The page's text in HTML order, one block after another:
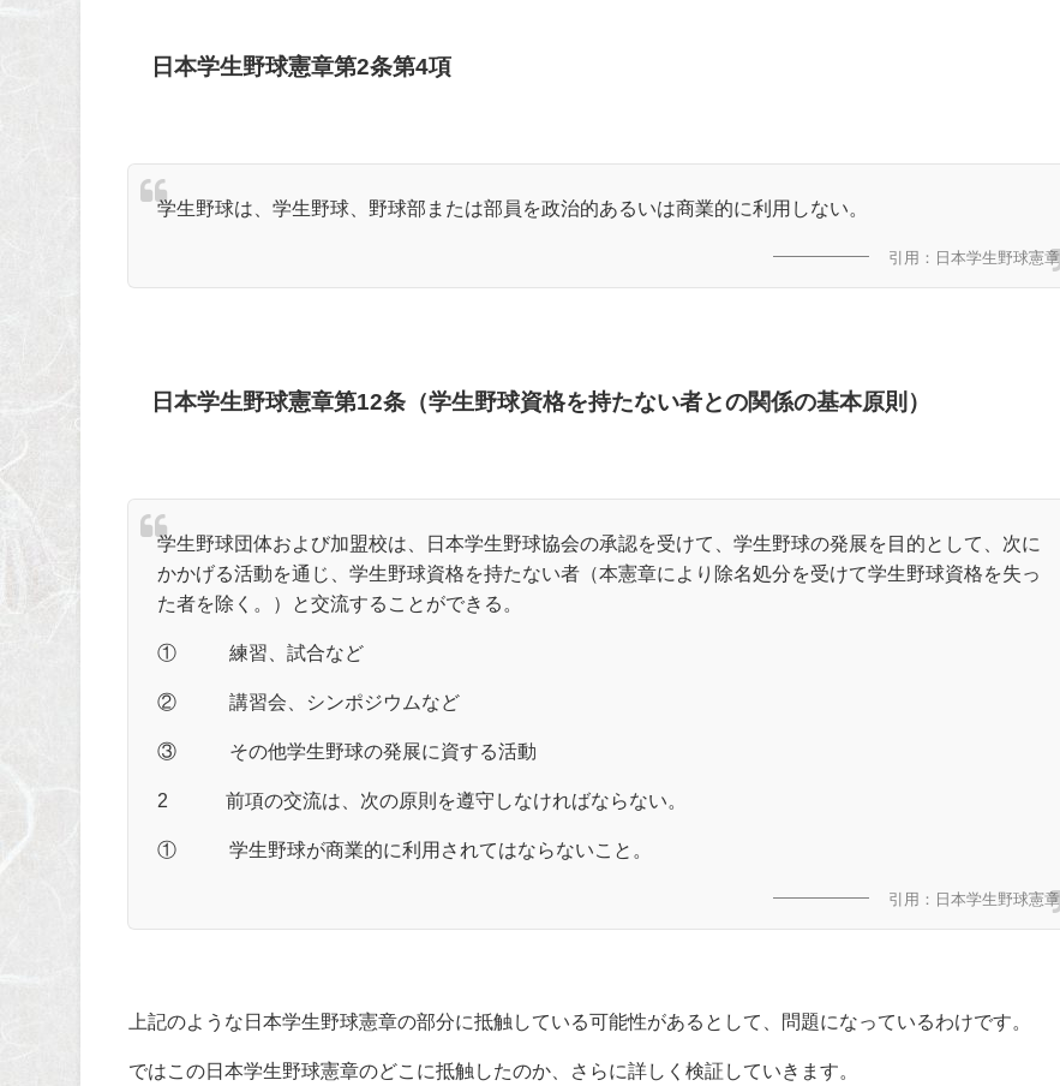
日本学生野球憲章第2条第4項
学生野球は、学生野球、野球部または部員を政治的あるいは商業的に利用しない。
引用：日本学生野球憲章
日本学生野球憲章第12条（学生野球資格を持たない者との関係の基本原則）
学生野球団体および加盟校は、日本学生野球協会の承認を受けて、学生野球の発展を目的として、次に
かかげる活動を通じ、学生野球資格を持たない者（本憲章により除名処分を受けて学生野球資格を失っ
た者を除く。）と交流することができる。
① 練習、試合など
② 講習会、シンポジウムなど
③ その他学生野球の発展に資する活動
2 前項の交流は、次の原則を遵守しなければならない。
① 学生野球が商業的に利用されてはならないこと。
引用：日本学生野球憲章
上記のような日本学生野球憲章の部分に抵触している可能性があるとして、問題になっているわけです。
ではこの日本学生野球憲章のどこに抵触したのか、さらに詳しく検証していきます。